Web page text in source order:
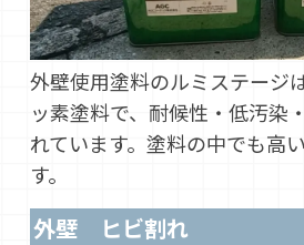
外壁使用塗料のルミステージ
ッ素塗料で、耐候性・低汚染
れています。塗料の中でも高
す。
外壁 ヒビ割れ